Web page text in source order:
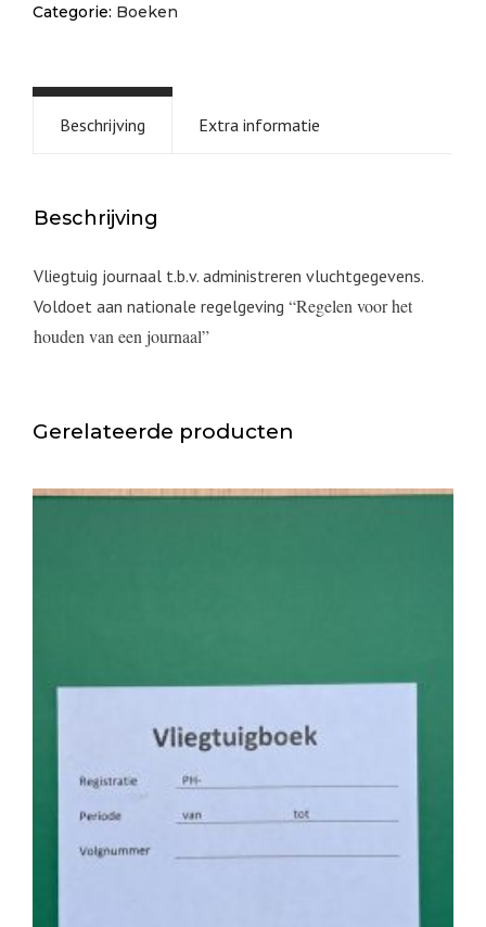
Categorie: Boeken
Beschrijving Extra informatie
Beschrijving
Vliegtuig journaal t.b.v. administreren vluchtgegevens.
Voldoet aan nationale regelgeving “Regelen voor het
houden van een journaal”
Gerelateerde producten